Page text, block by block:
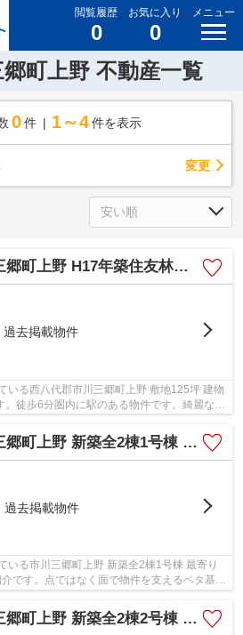
閲覧履歴
0
お気に入り
0
メニュー
町上野 不動産一覧
0 件 1～4 件を表示
変更
上野 H17年築住友林業 敷地125坪 建物54坪
過去掲載物件
いる西八代郡市川三郷町上野 敷地125坪 建物
徒歩6分圏内に駅のある物件です。綺麗な室
上野 新築全2棟1号棟 芦川駅徒歩1分 車3台
過去掲載物件
いる市川三郷町上野 新築全2棟1号棟 最寄り
です。点ではなく面で物件を支えるベタ基礎
上野 新築全2棟2号棟 車3台並列 芦川駅歩1分